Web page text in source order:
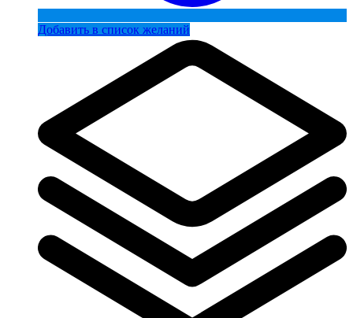
Добавить в список желаний